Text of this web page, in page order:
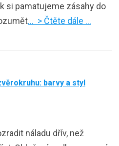
si pamatujeme zásahy do
… > Čtěte dále …
barvy a styl
náladu dřív, než